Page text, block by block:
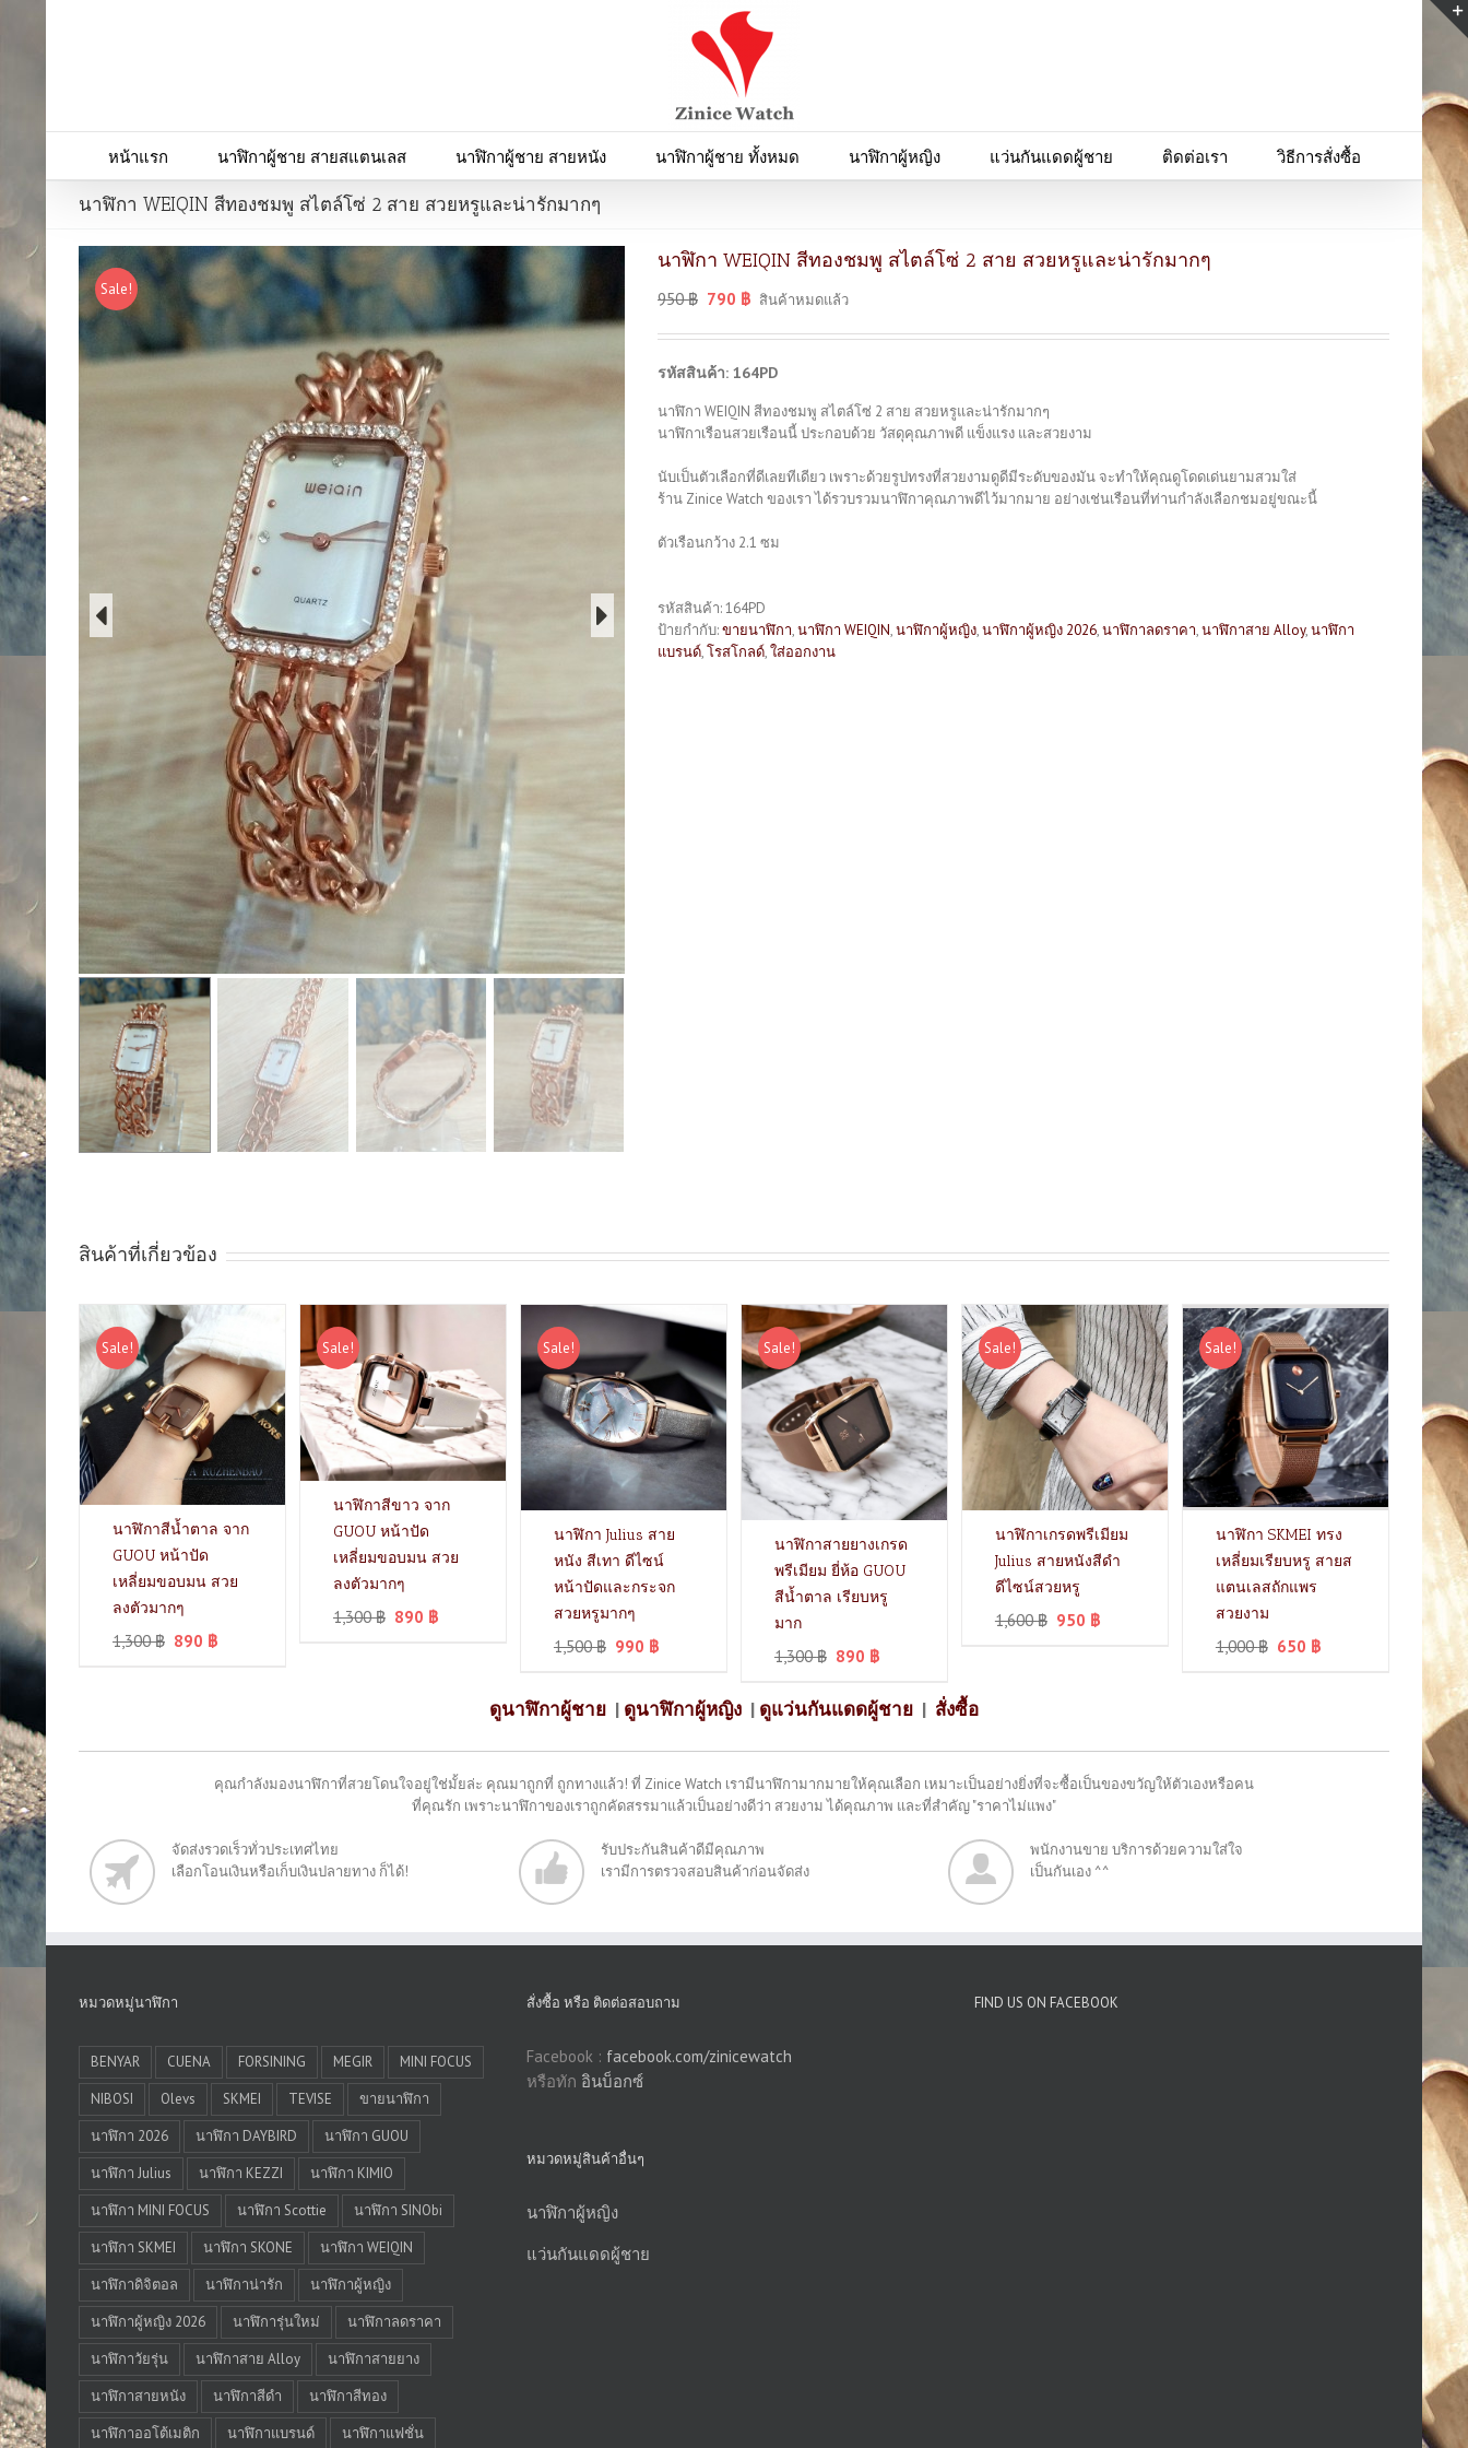
หน้าแรก นาฬิกาผู้ชาย สายสแตนเลส นาฬิกาผู้ชาย สายหนัง นาฬิกาผู้ชาย ทั้งหมด นาฬิกาผู้หญิง แว่นกันแดดผู้ชาย ติดต่อเรา วิธีการสั่งซื้อ
นาฬิกา WEIQIN สีทองชมพู สไตล์โซ่ 2 สาย สวยหรูและน่ารักมากๆ
Sale!
นาฬิกา WEIQIN สีทองชมพู สไตล์โซ่ 2 สาย สวยหรูและน่ารักมากๆ
950฿ 790 ฿ สินค้าหมดแล้ว
รหัสสินค้า: 164PD
นาฬิกา WEIQIN สีทองชมพู สไตล์โซ่ 2 สาย สวยหรูและน่ารักมากๆ
นาฬิกาเรือนสวยเรือนนี้ ประกอบด้วย วัสดุคุณภาพดี แข็งแรง และสวยงาม
นับเป็นตัวเลือกที่ดีเลยทีเดียว เพราะด้วยรูปทรงที่สวยงามดูดีมีระดับของมัน จะทำให้คุณดูโดดเด่นยามสวมใส่
ร้าน Zinice Watch ของเรา ได้รวบรวมนาฬิกาคุณภาพดีไว้มากมาย อย่างเช่นเรือนที่ท่านกำลังเลือกชมอยู่ขณะนี้
ตัวเรือนกว้าง 2.1 ซม
รหัสสินค้า:164PD
ป้ายกำกับ:ขายนาฬิกา,นาฬิกา WEIQIN,นาฬิกาผู้หญิง,นาฬิกาผู้หญิง 2026,นาฬิกาลดราคา,นาฬิกาสาย Alloy,นาฬิกา
แบรนด์,โรสโกลด์,ใส่ออกงาน
สินค้าที่เกี่ยวข้อง
Sale!
นาฬิกาสีน้ำตาล จาก
GUOU หน้าปัด
เหลี่ยมขอบมน สวย
ลงตัวมากๆ
1,300฿ 890 ฿
Sale!
นาฬิกาสีขาว จาก
GUOU หน้าปัด
เหลี่ยมขอบมน สวย
ลงตัวมากๆ
1,300฿ 890 ฿
Sale!
นาฬิกา Julius สาย
หนัง สีเทา ดีไซน์
หน้าปัดและกระจก
สวยหรูมากๆ
1,500฿ 990 ฿
Sale!
นาฬิกาสายยางเกรด
พรีเมียม ยี่ห้อ GUOU
สีน้ำตาล เรียบหรู
มาก
1,300฿ 890 ฿
Sale!
นาฬิกาเกรดพรีเมียม
Julius สายหนังสีดำ
ดีไซน์สวยหรู
1,600฿ 950 ฿
Sale!
นาฬิกา SKMEI ทรง
เหลี่ยมเรียบหรู สายส
แตนเลสถักแพร
สวยงาม
1,000฿ 650 ฿
ดูนาฬิกาผู้ชาย | ดูนาฬิกาผู้หญิง | ดูแว่นกันแดดผู้ชาย | สั่งซื้อ
คุณกำลังมองนาฬิกาที่สวยโดนใจอยู่ใช่มั้ยล่ะ คุณมาถูกที่ ถูกทางแล้ว! ที่ Zinice Watch เรามีนาฬิกามากมายให้คุณเลือก เหมาะเป็นอย่างยิ่งที่จะซื้อเป็นของขวัญให้ตัวเองหรือคน
ที่คุณรัก เพราะนาฬิกาของเราถูกคัดสรรมาแล้วเป็นอย่างดีว่า สวยงาม ได้คุณภาพ และที่สำคัญ "ราคาไม่แพง"
จัดส่งรวดเร็วทั่วประเทศไทย
เลือกโอนเงินหรือเก็บเงินปลายทาง ก็ได้!
รับประกันสินค้าดีมีคุณภาพ
เรามีการตรวจสอบสินค้าก่อนจัดส่ง
พนักงานขาย บริการด้วยความใส่ใจ
เป็นกันเอง ^^
หมวดหมู่นาฬิกา
BENYAR CUENA FORSINING MEGIR
MINI FOCUS
NIBOSI
Olevs SKMEI TEVISE
ขายนาฬิกา
นาฬิกา 2026
นาฬิกา DAYBIRD
นาฬิกา GUOU
นาฬิกา Julius
นาฬิกา KEZZI
นาฬิกา KIMIO
นาฬิกา MINI FOCUS
นาฬิกา Scottie
นาฬิกา SINObi
นาฬิกา SKMEI
นาฬิกา SKONE
นาฬิกา WEIQIN
นาฬิกาดิจิตอล
นาฬิกาน่ารัก
นาฬิกาผู้หญิง
นาฬิกาผู้หญิง 2026
นาฬิการุ่นใหม่
นาฬิกาลดราคา
นาฬิกาวัยรุ่น
นาฬิกาสาย Alloy
นาฬิกาสายยาง
นาฬิกาสายหนัง
นาฬิกาสีดำ
นาฬิกาสีทอง
นาฬิกาออโต้เมติก
นาฬิกาแบรนด์ นาฬิกาแฟชั่น
สั่งซื้อ หรือ ติดต่อสอบถาม
Facebook : facebook.com/zinicewatch
หรือทัก อินบ็อกซ์
หมวดหมู่สินค้าอื่นๆ
นาฬิกาผู้หญิง
แว่นกันแดดผู้ชาย
FIND US ON FACEBOOK